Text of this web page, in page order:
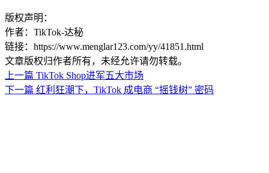
版权声明：
作者：TikTok-达秘
链接：https://www.menglar123.com/yy/41851.html
文章版权归作者所有，未经允许请勿转载。
上一篇 TikTok Shop进军五大市场
下一篇 红利狂潮下，TikTok 成电商 “摇钱树” 密码